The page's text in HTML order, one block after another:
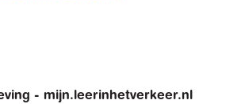
- mijn.leerinhetverkeer.nl